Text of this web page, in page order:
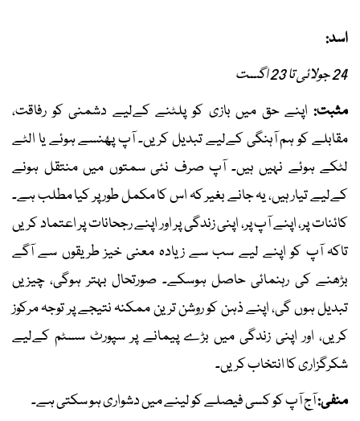
اسد:
24 جولائی تا 23 اگست
مثبت: اپنے حق میں بازی کو پلٹنے کےلیے دشمنی کو رفاقت،
مقابلے کو ہم آہنگی کےلیے تبدیل کریں۔ آپ پھنسے ہوئے یا الٹے
لٹکے ہوئے نہیں ہیں۔ آپ صرف نئی سمتوں میں منتقل ہونے
کےلیے تیار ہیں، یہ جانے بغیر کہ اس کا مکمل طور پر کیا مطلب ہے۔
کائنات پر، اپنے آپ پر، اپنی زندگی پر اور اپنے رجحانات پر اعتماد کریں
تاکہ آپ کو اپنے لیے سب سے زیادہ معنی خیز طریقوں سے آگے
بڑھنے کی رہنمائی حاصل ہوسکے۔ صورتحال بہتر ہوگی، چیزیں
تبدیل ہوں گی، اپنے ذہن کو روشن ترین ممکنہ نتیجے پر توجہ مرکوز
کریں، اور اپنی زندگی میں بڑے پیمانے پر سپورٹ سسٹم کےلیے
شکرگزاری کا انتخاب کریں۔
منفی:آج آپ کو کسی فیصلے کو لینے میں دشواری ہو سکتی ہے۔